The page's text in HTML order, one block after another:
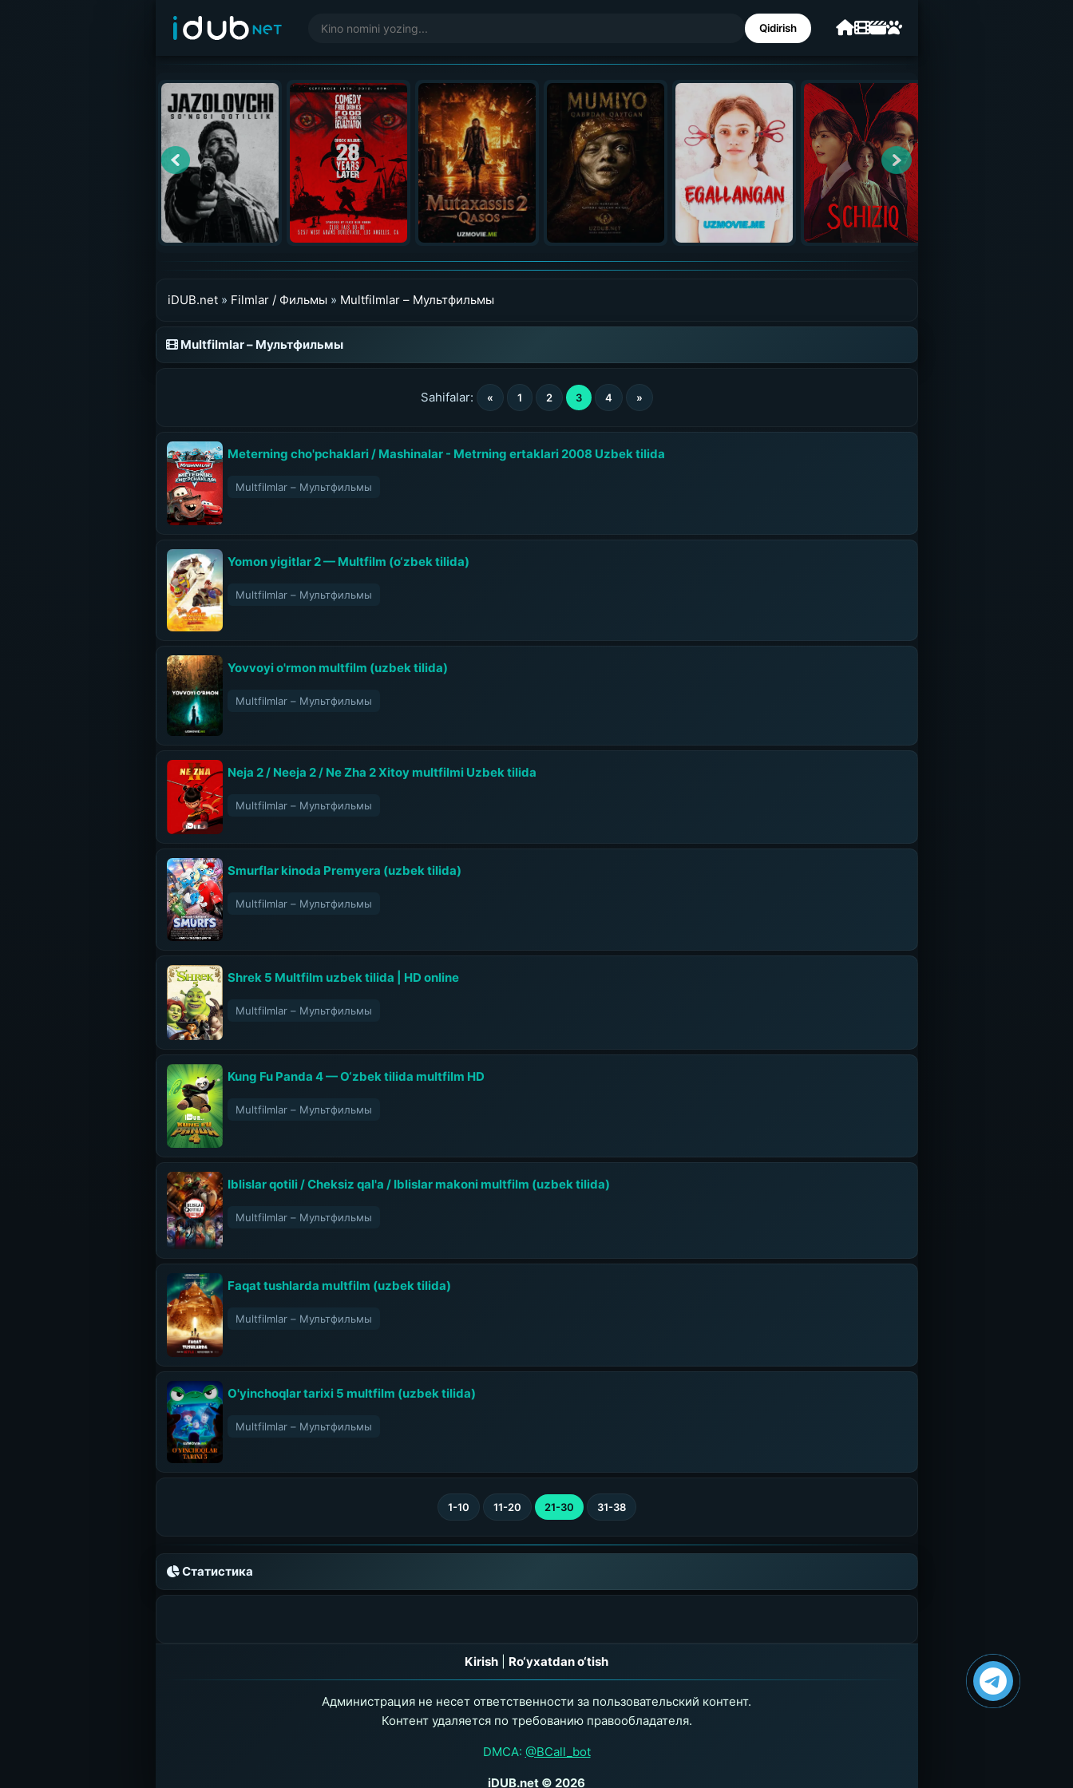
Qidirish
iDUB.net» Filmlar / Фильмы » Multfilmlar – Мультфильмы
Multfilmlar – Мультфильмы
Sahifalar: « 1 2 3 4 »
Meterning cho'pchaklari / Mashinalar - Metrning ertaklari 2008 Uzbek tilida
Multfilmlar – Мультфильмы
Yomon yigitlar 2 — Multfilm (o‘zbek tilida)
Multfilmlar – Мультфильмы
Yovvoyi o'rmon multfilm (uzbek tilida)
Multfilmlar – Мультфильмы
Neja 2 / Neeja 2 / Ne Zha 2 Xitoy multfilmi Uzbek tilida
Multfilmlar – Мультфильмы
Smurflar kinoda Premyera (uzbek tilida)
Multfilmlar – Мультфильмы
Shrek 5 Multfilm uzbek tilida | HD online
Multfilmlar – Мультфильмы
Kung Fu Panda 4 — O‘zbek tilida multfilm HD
Multfilmlar – Мультфильмы
Iblislar qotili / Cheksiz qal'a / Iblislar makoni multfilm (uzbek tilida)
Multfilmlar – Мультфильмы
Faqat tushlarda multfilm (uzbek tilida)
Multfilmlar – Мультфильмы
O'yinchoqlar tarixi 5 multfilm (uzbek tilida)
Multfilmlar – Мультфильмы
1-10 11-20 21-30 31-38
Статистика
Kirish Ro‘yxatdan o‘tish
Администрация не несет ответственности за пользовательский контент.
Контент удаляется по требованию правообладателя.
DMCA: @BCall_bot
iDUB.net © 2026